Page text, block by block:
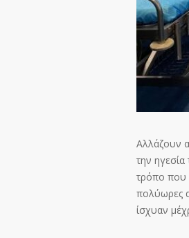
Αλλάζουν
την
τρόπο που
πολύωρες
ίσχυαν